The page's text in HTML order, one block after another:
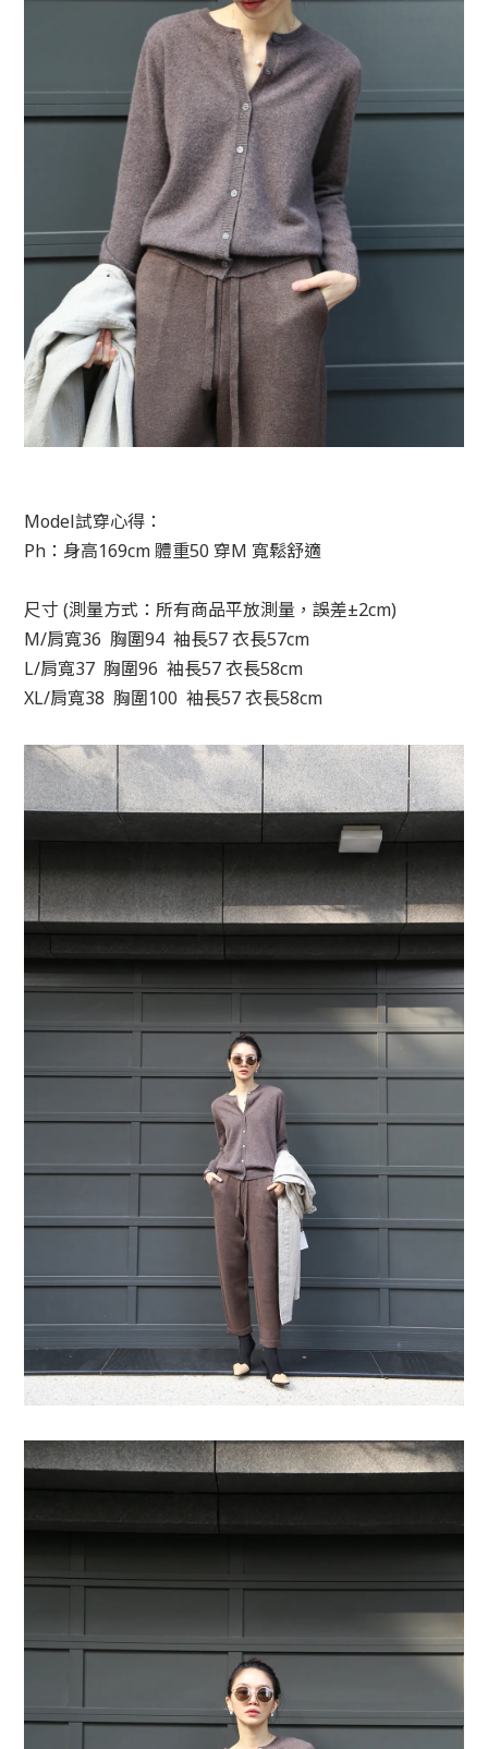
Model試穿心得：
Ph：身高169cm 體重50 穿M 寬鬆舒適
尺寸 (測量方式：所有商品平放測量，誤差±2cm)
M/肩寬36 胸圍94 袖長57 衣長57cm
L/肩寬37 胸圍96 袖長57 衣長58cm
XL/肩寬38 胸圍100 袖長57 衣長58cm